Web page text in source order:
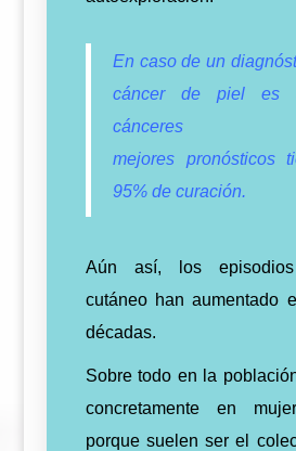
En caso de un
cáncer de piel es
mejores pronósticos
95% de curación.
Aún así, los
cutáneo han aumentado
décadas.
Sobre todo en la
concretamente en
porque suelen ser el